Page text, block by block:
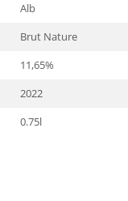
Alb
Brut Nature
11,65%
2022
0.75l